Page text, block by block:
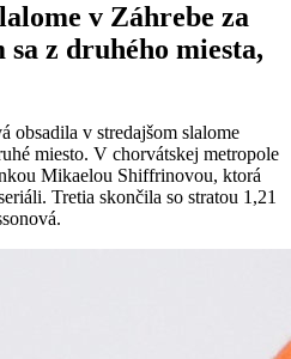
v Záhrebe za
z druhého miesta,
obsadila v stredajšom slalome
miesto. V chorvátskej metropole
Mikaelou Shiffrinovou, ktorá
Tretia skončila so stratou 1,21